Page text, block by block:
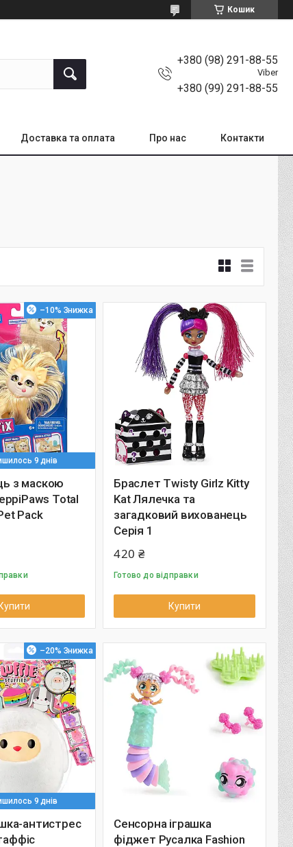
Кошик
+380 (98) 291-88-55
Viber
+380 (99) 291-88-55
Доставка та оплата Про нас Контакти
–10%
9 днів
з маскою
Total
Pack
Купити
Браслет Twisty Girlz Kitty
Kat Лялечка та
загадковий вихованець
Серія 1
420 ₴
Готово до відправки
Купити
–20%
9 днів
антистрес
Сенсорна іграшка
фіджет Русалка Fashion